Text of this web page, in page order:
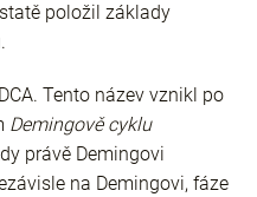
položil základy
Tento název vznikl po
Demingově cyklu
právě Demingovi
na Demingovi, fáze